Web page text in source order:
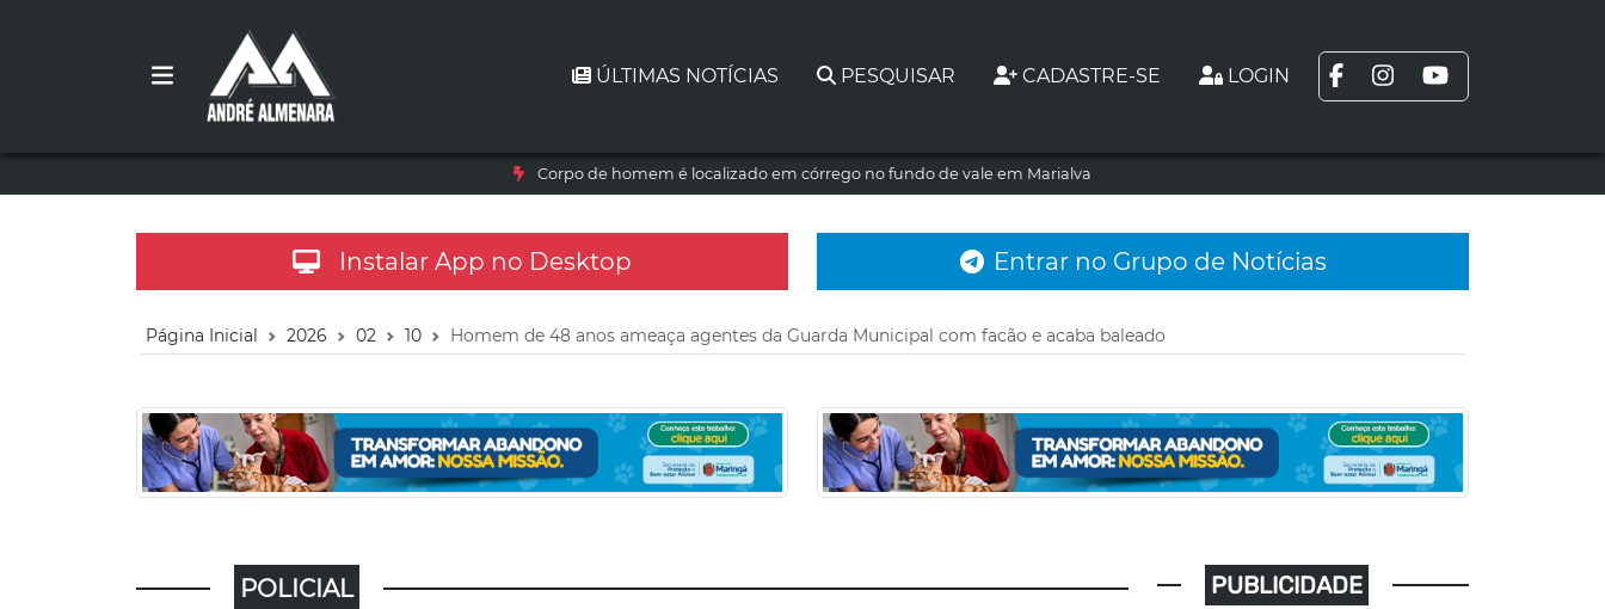
ÚLTIMAS NOTÍCIAS PESQUISAR CADASTRE-SE LOGIN
Corpo de homem é localizado em córrego no fundo de vale em Marialva
Instalar App no Desktop Entrar no Grupo de Notícias
Página Inicial 2026 02 10 Homem de 48 anos ameaça agentes da Guarda Municipal com facão e acaba baleado
POLICIAL PUBLICIDADE